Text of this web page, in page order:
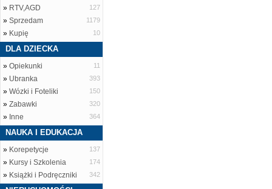
» RTV,AGD 127
» Sprzedam 1179
» Kupię 10
DLA DZIECKA
» Opiekunki 11
» Ubranka 393
» Wózki i Foteliki 150
» Zabawki 320
» Inne 364
NAUKA I EDUKACJA
» Korepetycje 137
» Kursy i Szkolenia 174
» Książki i Podręczniki 342